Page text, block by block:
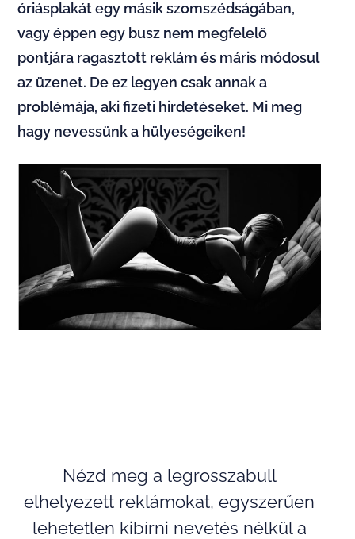
óriásplakát egy másik szomszédságában,
vagy éppen egy busz nem megfelelő
pontjára ragasztott reklám és máris módosul
az üzenet. De ez legyen csak annak a
problémája, aki fizeti hirdetéseket. Mi meg
hagy nevessünk a hülyeségeiken!
Nézd meg a legrosszabull
elhelyezett reklámokat, egyszerűen
lehetetlen kibírni nevetés nélkül a